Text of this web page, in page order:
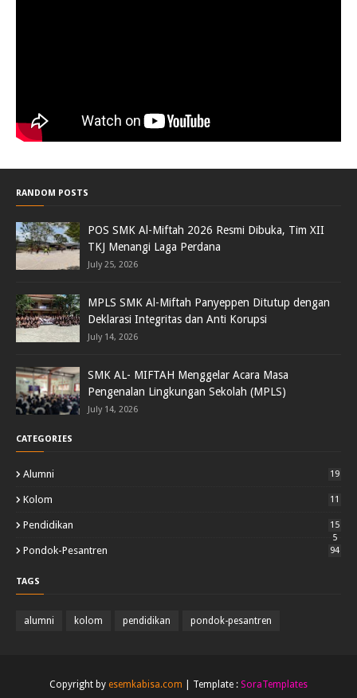
RANDOM POSTS
POS SMK Al-Miftah 2026 Resmi Dibuka, Tim XII
TKJ Menangi Laga Perdana
July 25, 2026
MPLS SMK Al-Miftah Panyeppen Ditutup dengan
Deklarasi Integritas dan Anti Korupsi
July 14, 2026
SMK AL- MIFTAH Menggelar Acara Masa
Pengenalan Lingkungan Sekolah (MPLS)
July 14, 2026
CATEGORIES
Alumni 19
Kolom 11
Pendidikan
15
5
Pondok-Pesantren 94
TAGS
alumni kolom pendidikan pondok-pesantren
Copyright by esemkabisa.com | Template : SoraTemplates